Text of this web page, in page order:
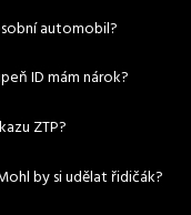
automobil?
ID mám nárok?
ZTP?
by si udělat řidičák?